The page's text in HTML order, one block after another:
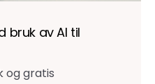
bruk av AI til
og gratis